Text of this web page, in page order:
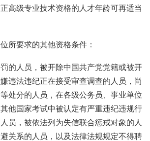
高级专业技术资格的人才年龄可再适当
所要求的其他资格条件：
的人员，被开除中国共产党党籍或被开
违法违纪正在接受审查调查的人员，尚
处分的人员，在各级公务员、事业单位
他国家考试中被认定有严重违纪违规行
员，被依法列为失信联合惩戒对象的人
关系的人员，以及法律法规规定不得聘